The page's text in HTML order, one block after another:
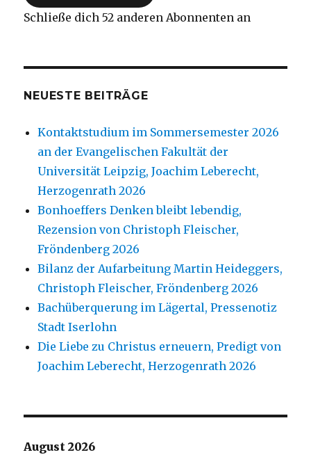
Schließe dich 52 anderen Abonnenten an
NEUESTE BEITRÄGE
Kontaktstudium im Sommersemester 2026
an der Evangelischen Fakultät der
Universität Leipzig, Joachim Leberecht,
Herzogenrath 2026
Bonhoeffers Denken bleibt lebendig,
Rezension von Christoph Fleischer,
Fröndenberg 2026
Bilanz der Aufarbeitung Martin Heideggers,
Christoph Fleischer, Fröndenberg 2026
Bachüberquerung im Lägertal, Pressenotiz
Stadt Iserlohn
Die Liebe zu Christus erneuern, Predigt von
Joachim Leberecht, Herzogenrath 2026
August 2026